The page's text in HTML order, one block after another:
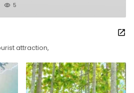
5
attraction,